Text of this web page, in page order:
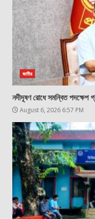
জাতীয়
নদীদূষণ রোধে সমন্বিত পদক্ষেপ
August 6, 2026 6:57 PM